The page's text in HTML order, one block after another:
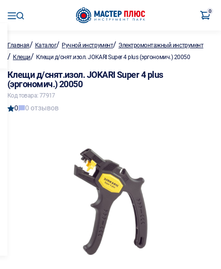
0
Главная/ Каталог/ Ручной инструмент/ Электромонтажный инструмент
/ Клещи/ Клещи д/снят.изол. JOKARI Super 4 plus (эргономич.) 20050
Клещи д/снят.изол. JOKARI Super 4 plus
(эргономич.) 20050
Код товара: 77917
0 0 отзывов